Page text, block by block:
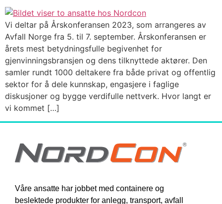
Vi deltar på Årskonferansen 2023, som arrangeres av
Avfall Norge fra 5. til 7. september. Årskonferansen er
årets mest betydningsfulle begivenhet for
gjenvinningsbransjen og dens tilknyttede aktører. Den
samler rundt 1000 deltakere fra både privat og offentlig
sektor for å dele kunnskap, engasjere i faglige
diskusjoner og bygge verdifulle nettverk. Hvor langt er
vi kommet […]
Våre ansatte har jobbet med containere og
beslektede produkter for anlegg, transport, avfall